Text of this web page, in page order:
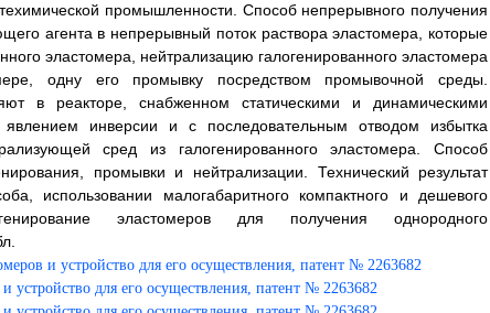
промышленности. Способ непрерывного получения
агента в непрерывный поток раствора эластомера, которые
эластомера, нейтрализацию галогенированного эластомера
одну его промывку посредством промывочной среды.
в реакторе, снабженном статическими и динамическими
инверсии и с последовательным отводом избытка
сред из галогенированного эластомера. Способ
промывки и нейтрализации. Технический результат
использовании малогабаритного компактного и дешевого
эластомеров для получения однородного